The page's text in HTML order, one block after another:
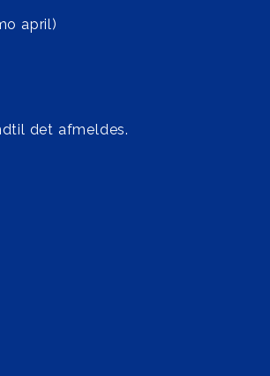
april)
det afmeldes.